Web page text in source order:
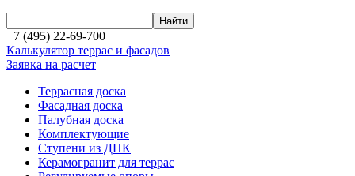
+7 (495) 22-69-700
Калькулятор террас и фасадов
Заявка на расчет
Террасная доска
Фасадная доска
Палубная доска
Комплектующие
Ступени из ДПК
Керамогранит для террас